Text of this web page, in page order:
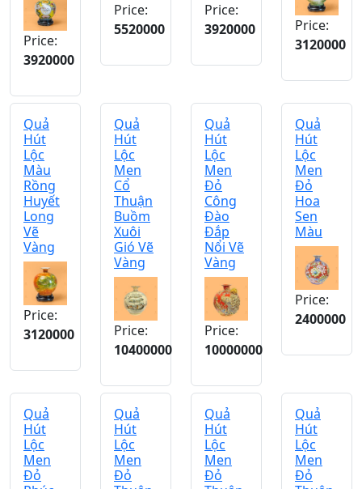
Price:
3920000
Price:
5520000
Price:
3920000
Price:
3120000
Quả
Hút
Lộc
Màu
Rồng
Huyết
Long
Vẽ
Vàng
Price:
3120000
Quả
Hút
Lộc
Men
Cổ
Thuận
Buồm
Xuôi
Gió Vẽ
Vàng
Price:
10400000
Quả
Hút
Lộc
Men
Đỏ
Công
Đào
Đắp
Nổi Vẽ
Vàng
Price:
10000000
Quả
Hút
Lộc
Men
Đỏ
Hoa
Sen
Màu
Price:
2400000
Quả
Hút
Lộc
Men
Đỏ
Quả
Hút
Lộc
Men
Đỏ
Quả
Hút
Lộc
Men
Đỏ
Quả
Hút
Lộc
Men
Đỏ